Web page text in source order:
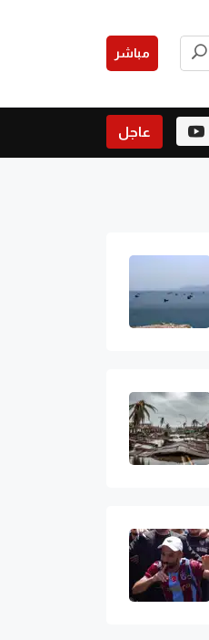
مباشر
عاجل